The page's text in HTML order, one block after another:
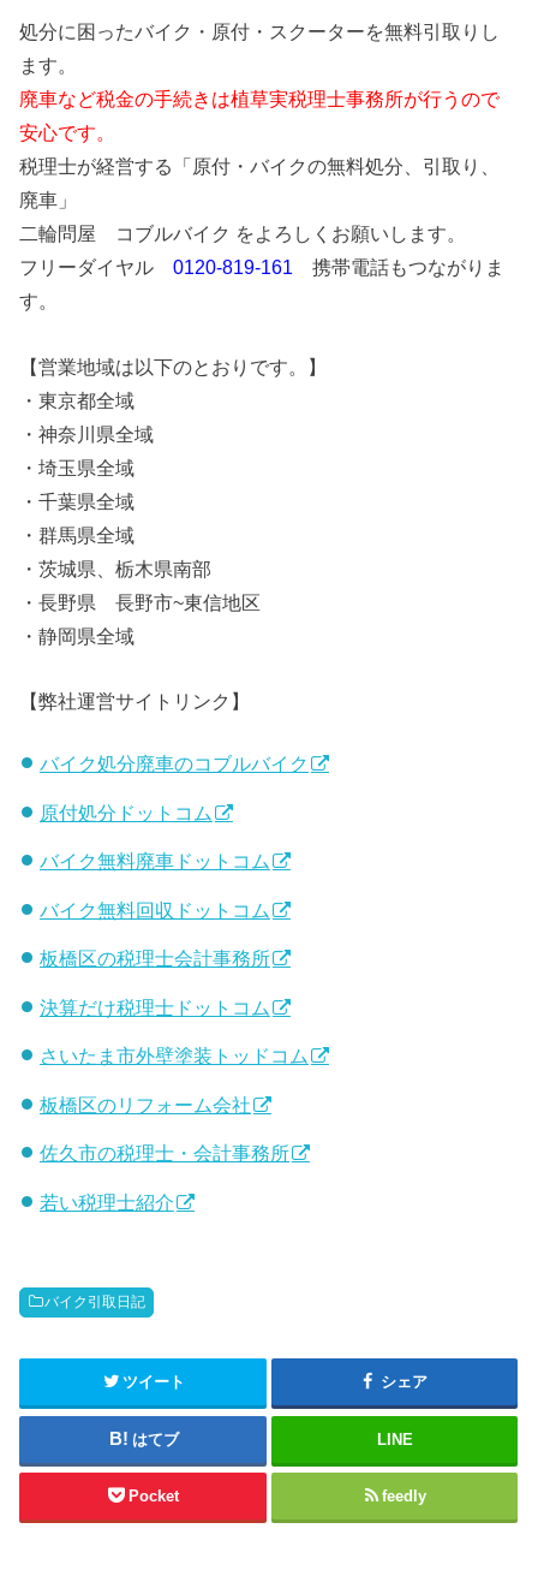
処分に困ったバイク・原付・スクーターを無料引取りし
ます。
廃車など税金の手続きは植草実税理士事務所が行うので
安心です。
税理士が経営する「原付・バイクの無料処分、引取り、
廃車」
二輪問屋 コブルバイク をよろしくお願いします。
フリーダイヤル0120-819-161 携帯電話もつながりま
す。
【営業地域は以下のとおりです。】
・東京都全域
・神奈川県全域
・埼玉県全域
・千葉県全域
・群馬県全域
・茨城県、栃木県南部
・長野県 長野市~東信地区
・静岡県全域
【弊社運営サイトリンク】
バイク処分廃車のコブルバイク
原付処分ドットコム
バイク無料廃車ドットコム
バイク無料回収ドットコム
板橋区の税理士会計事務所
決算だけ税理士ドットコム
さいたま市外壁塗装トッドコム
板橋区のリフォーム会社
佐久市の税理士・会計事務所
若い税理士紹介
バイク引取日記
ツイート シェア
はてブ LINE
Pocket feedly